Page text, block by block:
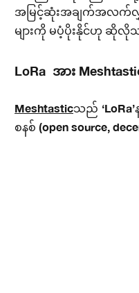
အမြင့်ဆုံးအချက်အလက်လွှဲပ
များကို မပံ့ပိုးနိုင်ဟု ဆိုလို
LoRa အား
Meshtasticသည်
စနစ် (open source,